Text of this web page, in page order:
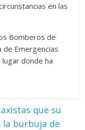
en las
Bomberos de
de Emergencias
lugar donde ha
que su
la burbuja de